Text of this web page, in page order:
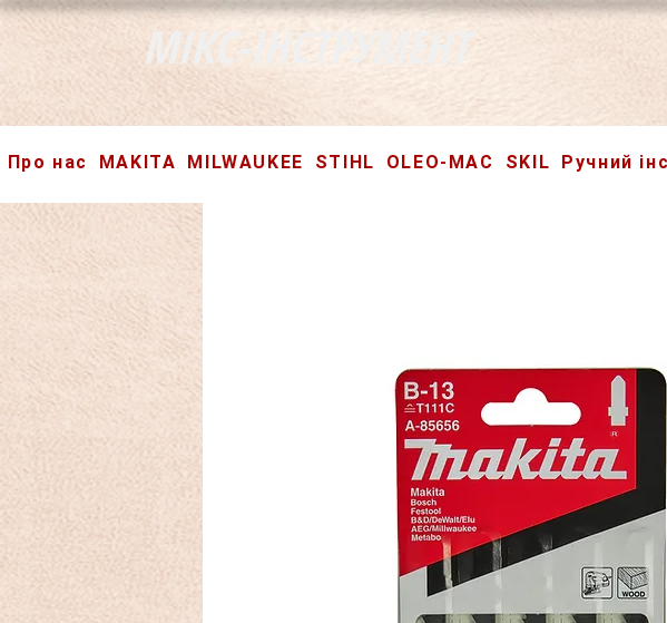
МІКС-ІНСТРУМЕНТ
Про нас MAKITA MILWAUKEE STIHL OLEO-MAC SKIL Ручний